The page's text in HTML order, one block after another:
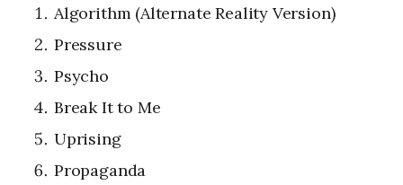
Algorithm (Alternate Reality Version)
Pressure
Psycho
Break It to Me
Uprising
Propaganda